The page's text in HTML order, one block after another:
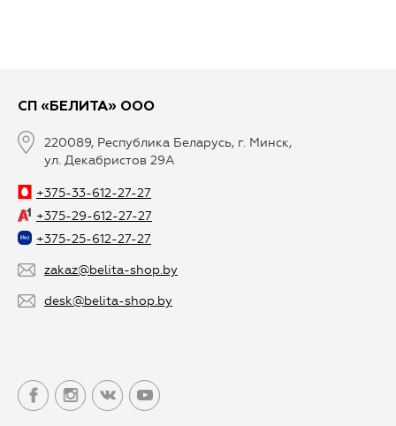
СП «БЕЛИТА» ООО
220089, Республика Беларусь, г. Минск,
ул. Декабристов 29А
+375-33-612-27-27
+375-29-612-27-27
+375-25-612-27-27
zakaz@belita-shop.by
desk@belita-shop.by